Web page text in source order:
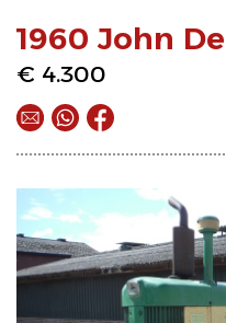
1960 John
€ 4.300